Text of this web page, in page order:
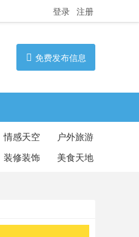
登录 注册
免费发布信息
情感天空
户外旅游
装修装饰 美食天地